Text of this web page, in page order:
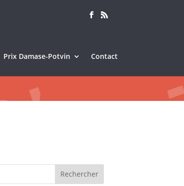
Prix Damase-Potvin Contact
Rechercher